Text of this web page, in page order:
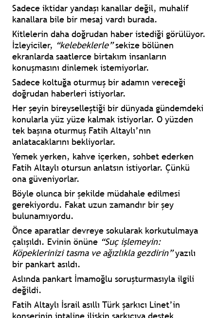
Sadece iktidar yandaşı kanallar değil, muhalif
kanallara bile bir mesaj vardı burada.
Kitlelerin daha doğrudan haber istediği görülüyor.
İzleyiciler, “kelebeklerle”sekize bölünen
ekranlarda saatlerce birtakım insanların
konuşmasını dinlemek istemiyorlar.
Sadece koltuğa oturmuş bir adamın vereceği
doğrudan haberleri istiyorlar.
Her şeyin bireyselleştiği bir dünyada gündemdeki
konularla yüz yüze kalmak istiyorlar. O yüzden
tek başına oturmuş Fatih Altaylı’nın
anlatacaklarını bekliyorlar.
Yemek yerken, kahve içerken, sohbet ederken
Fatih Altaylı otursun anlatsın istiyorlar. Çünkü
ona güveniyorlar.
Böyle olunca bir şekilde müdahale edilmesi
gerekiyordu. Fakat uzun zamandır bir şey
bulunamıyordu.
Önce aparatlar devreye sokularak korkutulmaya
çalışıldı. Evinin önüne “Suç işlemeyin:
Köpeklerinizi tasma ve ağızlıkla gezdirin”yazılı
bir pankart asıldı.
Aslında pankart İmamoğlu soruşturmasıyla ilgili
değildi.
Fatih Altaylı İsrail asıllı Türk şarkıcı Linet’in